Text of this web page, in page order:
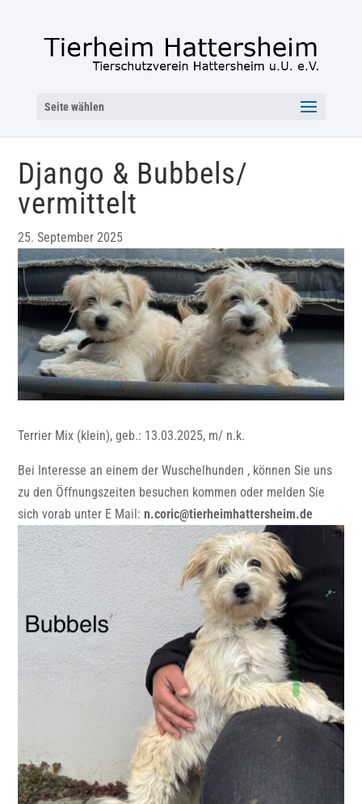
Seite wählen
Django & Bubbels/
vermittelt
25. September 2025
Terrier Mix (klein), geb.: 13.03.2025, m/ n.k.
Bei Interesse an einem der Wuschelhunden , können Sie uns
zu den Öffnungszeiten besuchen kommen oder melden Sie
sich vorab unter E Mail:n.coric@tierheimhattersheim.de